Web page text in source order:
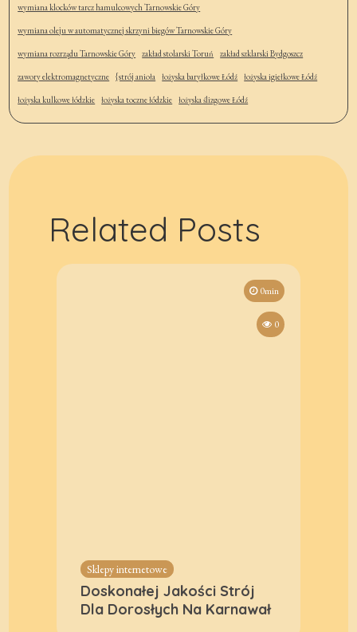
wymiana klocków tarcz hamulcowych Tarnowskie Góry
wymiana oleju w automatycznej skrzyni biegów Tarnowskie Góry
wymiana rozrządu Tarnowskie Góry zakład stolarski Toruń zakład szklarski Bydgoszcz
zawory elektromagnetyczne {strój anioła łożyska baryłkowe Łódź łożyska igiełkowe Łódź
łożyska kulkowe łódzkie łożyska toczne łódzkie łożyska ślizgowe Łódź
Related Posts
0min
0
Sklepy internetowe
Doskonałej Jakości Strój
Dla Dorosłych Na Karnawał